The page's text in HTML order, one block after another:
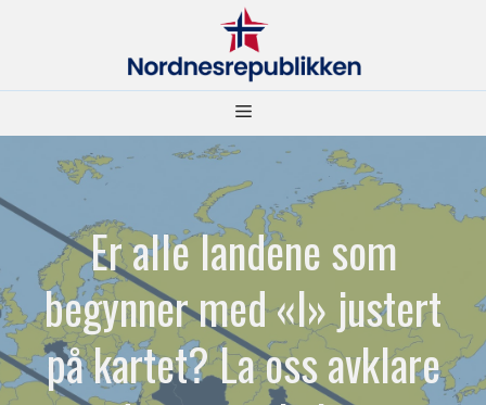
Meny
Er alle landene som
begynner med «I» justert
på kartet? La oss avklare